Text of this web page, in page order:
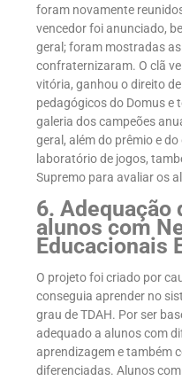
foram novamente
vencedor foi anunciado,
geral; foram mostradas
confraternizaram. O clã
vitória, ganhou o direito
pedagógicos do Domus e
galeria dos campeões
geral, além do prêmio e
laboratório de jogos,
Supremo para avaliar os
6. Adequação
alunos com
Educacionais
O projeto foi criado por
conseguia aprender no
grau de TDAH. Por ser
adequado a alunos com
aprendizagem e também
diferenciadas. Alunos